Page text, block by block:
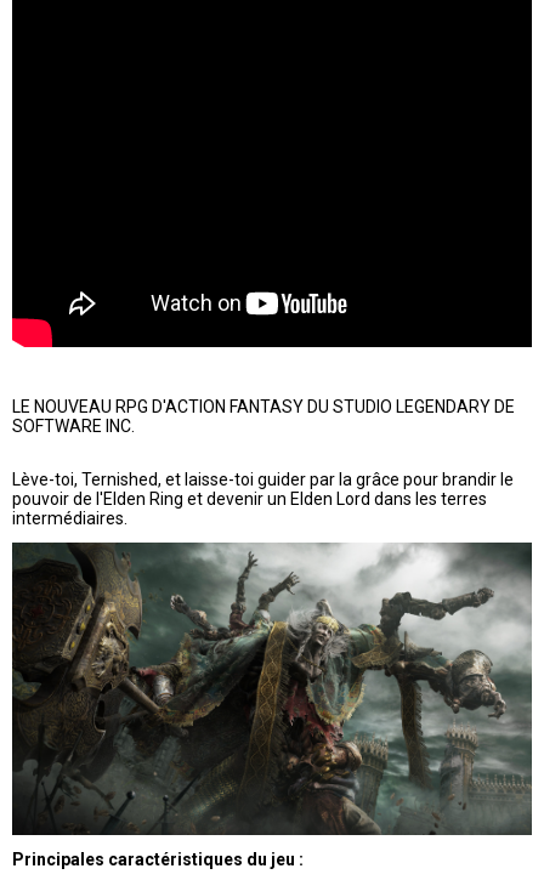
LE NOUVEAU RPG D'ACTION FANTASY DU STUDIO LEGENDARY DE
SOFTWARE INC.
Lève-toi, Ternished, et laisse-toi guider par la grâce pour brandir le
pouvoir de l'Elden Ring et devenir un Elden Lord dans les terres
intermédiaires.
Principales caractéristiques du jeu :